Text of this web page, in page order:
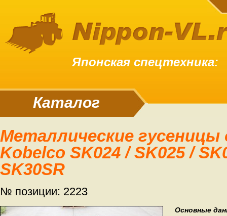
Японская спецтехника:
Каталог
Металлические гусеницы для экскаватора
Kobelco SK024 / SK025 /
SK30SR
№ позиции: 2223
Основные